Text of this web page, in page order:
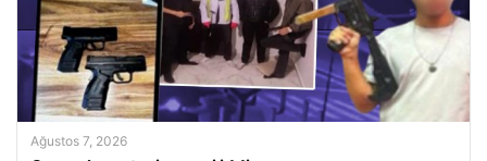
Ağustos 7, 2026